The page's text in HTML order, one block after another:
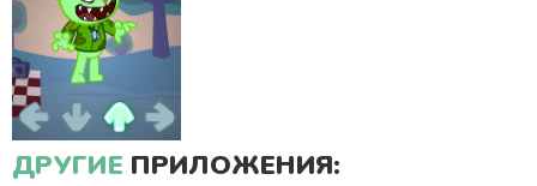
ДРУГИЕ ПРИЛОЖЕНИЯ: